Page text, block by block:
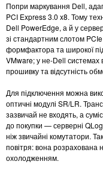
Попри маркування Dell,
PCI Express 3.0 x8. Тому
Dell PowerEdge, а й у
зі стандартним слотом
формфактора та широкої
VMware; у не-Dell системах
прошивку та відсутність
Для підключення можна
оптичні модулі SR/LR.
зазвичай не входять, а
до покупки — серверні
ніж звичайні комутатори.
повітря: вона розрахована
охолодженням.